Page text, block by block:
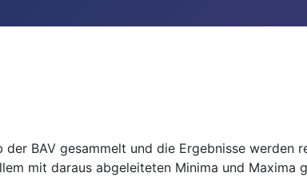
BAV gesammelt und die Ergebnisse
mit daraus abgeleiteten Minima und Maxima